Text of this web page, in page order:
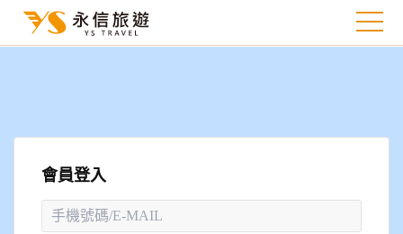
會員登入